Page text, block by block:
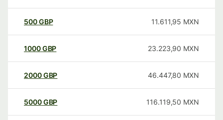
500GBP 11.611,95 MXN
1000GBP 23.223,90 MXN
2000GBP 46.447,80 MXN
5000GBP 116.119,50 MXN